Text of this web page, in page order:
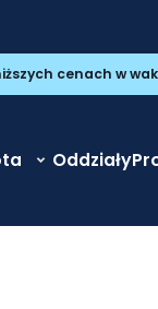
cenach w
Oddziały